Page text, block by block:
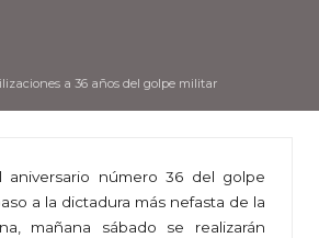
a 36 años del golpe militar
aniversario número 36 del golpe
a la dictadura más nefasta de la
mañana sábado se realizarán